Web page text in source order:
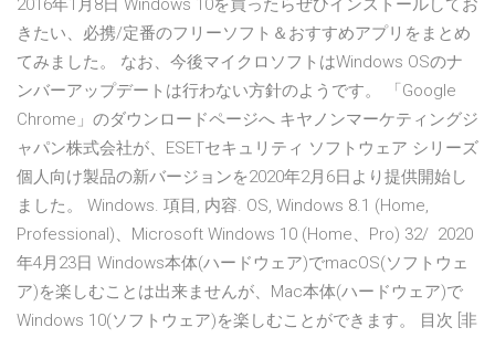
2016年1月8日 Windows 10を買ったらぜひインストールしてお
きたい、必携/定番のフリーソフト＆おすすめアプリをまとめ
てみました。 なお、今後マイクロソフトはWindows OSのナ
ンバーアップデートは行わない方針のようです。 「Google
Chrome」のダウンロードページへ キヤノンマーケティングジ
ャパン株式会社が、ESETセキュリティ ソフトウェア シリーズ
個人向け製品の新バージョンを2020年2月6日より提供開始し
ました。 Windows. 項目, 内容. OS, Windows 8.1 (Home,
Professional)、Microsoft Windows 10 (Home、Pro) 32/ 2020
年4月23日 Windows本体(ハードウェア)でmacOS(ソフトウェ
ア)を楽しむことは出来ませんが、Mac本体(ハードウェア)で
Windows 10(ソフトウェア)を楽しむことができます。 目次 [非